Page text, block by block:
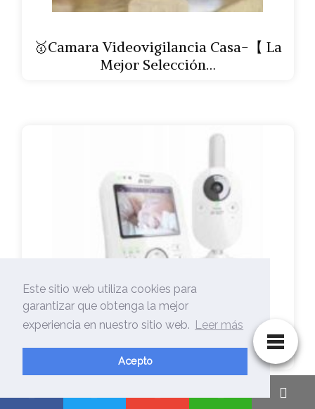
🥇Camara Videovigilancia Casa-【 La
Mejor Selección…
🥇Camara Videovigilancia A Pilas-【
La Mejor…
Este sitio web utiliza cookies para
garantizar que obtenga la mejor
experiencia en nuestro sitio web. Leer más
Acepto